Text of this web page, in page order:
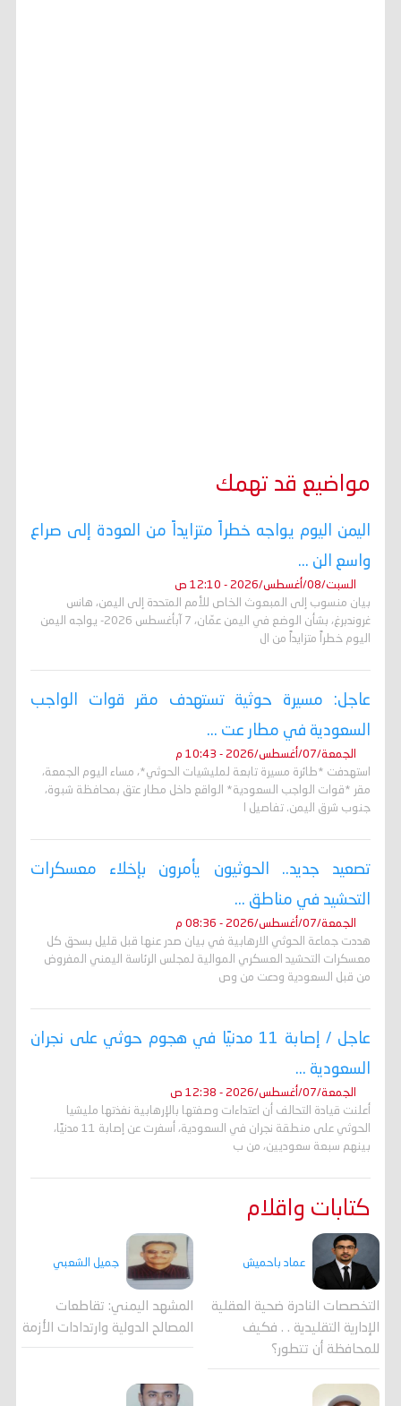
مواضيع قد تهمك
اليمن اليوم يواجه خطراً متزايداً من العودة إلى صراع
واسع الن ...
السبت/08/أغسطس/2026 - 12:10 ص
بيان منسوب إلى المبعوث الخاص للأمم المتحدة إلى اليمن، هانس
غروندبرغ، بشأن الوضع في اليمن عمّان، 7 آبأغسطس 2026- يواجه اليمن
اليوم خطراً متزايداً من ال
عاجل: مسيرة حوثية تستهدف مقر قوات الواجب
السعودية في مطار عت ...
الجمعة/07/أغسطس/2026 - 10:43 م
استهدفت *طائرة مسيرة تابعة لمليشيات الحوثي*، مساء اليوم الجمعة،
مقر *قوات الواجب السعودية* الواقع داخل مطار عتق بمحافظة شبوة،
جنوب شرق اليمن. تفاصيل ا
تصعيد جديد.. الحوثيون يأمرون بإخلاء معسكرات
التحشيد في مناطق ...
الجمعة/07/أغسطس/2026 - 08:36 م
هددت جماعة الحوثي الارهابية في بيان صدر عنها قبل قليل بسحق كل
معسكرات التحشيد العسكري الموالية لمجلس الرئاسة اليمني المفروض
من قبل السعودية ودعت من وص
عاجل / إصابة 11 مدنيًا في هجوم حوثي على نجران
السعودية ...
الجمعة/07/أغسطس/2026 - 12:38 ص
أعلنت قيادة التحالف أن اعتداءات وصفتها بالإرهابية نفذتها مليشيا
الحوثي على منطقة نجران في السعودية، أسفرت عن إصابة 11 مدنيًا،
بينهم سبعة سعوديين، من ب
كتابات واقلام
عماد باحميش
التخصصات النادرة ضحية العقلية
الإدارية التقليدية . . فكيف
للمحافظة أن تتطور؟
جميل الشعبي
المشهد اليمني: تقاطعات
المصالح الدولية وارتدادات الأزمة